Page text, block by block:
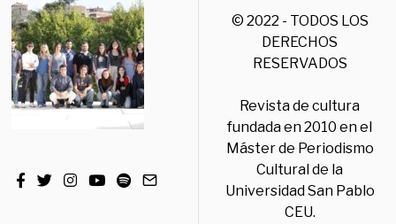
© 2022 - TODOS LOS
DERECHOS
RESERVADOS
Revista de cultura
fundada en 2010 en el
Máster de Periodismo
Cultural de la
Universidad San Pablo
CEU.